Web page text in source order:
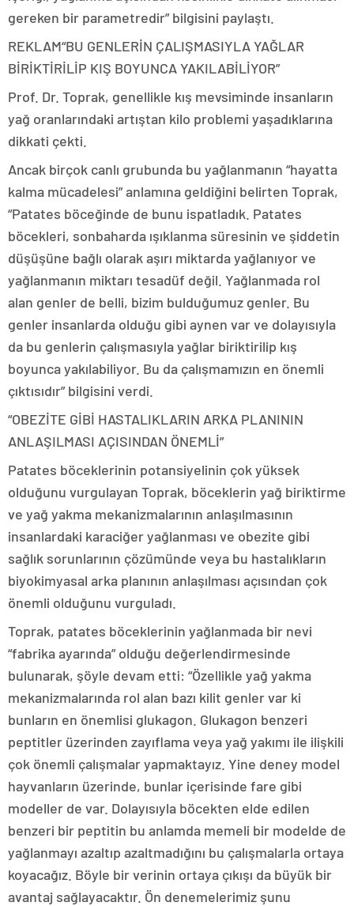
gereken bir parametredir” bilgisini paylaştı.
REKLAM“BU GENLERİN ÇALIŞMASIYLA YAĞLAR
BİRİKTİRİLİP KIŞ BOYUNCA YAKILABİLİYOR”
Prof. Dr. Toprak, genellikle kış mevsiminde insanların
yağ oranlarındaki artıştan kilo problemi yaşadıklarına
dikkati çekti.
Ancak birçok canlı grubunda bu yağlanmanın “hayatta
kalma mücadelesi” anlamına geldiğini belirten Toprak,
“Patates böceğinde de bunu ispatladık. Patates
böcekleri, sonbaharda ışıklanma süresinin ve şiddetin
düşüşüne bağlı olarak aşırı miktarda yağlanıyor ve
yağlanmanın miktarı tesadüf değil. Yağlanmada rol
alan genler de belli, bizim bulduğumuz genler. Bu
genler insanlarda olduğu gibi aynen var ve dolayısıyla
da bu genlerin çalışmasıyla yağlar biriktirilip kış
boyunca yakılabiliyor. Bu da çalışmamızın en önemli
çıktısıdır” bilgisini verdi.
“OBEZİTE GİBİ HASTALIKLARIN ARKA PLANININ
ANLAŞILMASI AÇISINDAN ÖNEMLİ”
Patates böceklerinin potansiyelinin çok yüksek
olduğunu vurgulayan Toprak, böceklerin yağ biriktirme
ve yağ yakma mekanizmalarının anlaşılmasının
insanlardaki karaciğer yağlanması ve obezite gibi
sağlık sorunlarının çözümünde veya bu hastalıkların
biyokimyasal arka planının anlaşılması açısından çok
önemli olduğunu vurguladı.
Toprak, patates böceklerinin yağlanmada bir nevi
“fabrika ayarında” olduğu değerlendirmesinde
bulunarak, şöyle devam etti: “Özellikle yağ yakma
mekanizmalarında rol alan bazı kilit genler var ki
bunların en önemlisi glukagon. Glukagon benzeri
peptitler üzerinden zayıflama veya yağ yakımı ile ilişkili
çok önemli çalışmalar yapmaktayız. Yine deney model
hayvanların üzerinde, bunlar içerisinde fare gibi
modeller de var. Dolayısıyla böcekten elde edilen
benzeri bir peptitin bu anlamda memeli bir modelde de
yağlanmayı azaltıp azaltmadığını bu çalışmalarla ortaya
koyacağız. Böyle bir verinin ortaya çıkışı da büyük bir
avantaj sağlayacaktır. Ön denemelerimiz şunu